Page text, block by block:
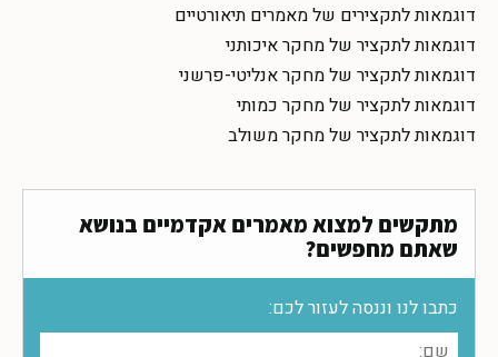
דוגמאות לתקצירים של מאמרים תיאורטיים
דוגמאות לתקציר של מחקר איכותני
דוגמאות לתקציר של מחקר אנליטי-פרשני
דוגמאות לתקציר של מחקר כמותי
דוגמאות לתקציר של מחקר משולב
מתקשים למצוא מאמרים אקדמיים בנושא
שאתם מחפשים?
כתבו לנו וננסה לעזור לכם: